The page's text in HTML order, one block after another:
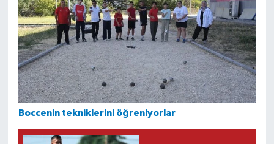
Boccenin tekniklerini öğreniyorlar